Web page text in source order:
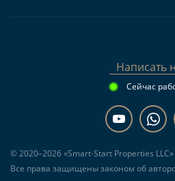
Написать
Сейчас
© 2020–2026 «Smart-Start Properties LLC»
Все права защищены законом об